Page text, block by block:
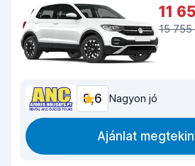
11
15
8,6 Nagyon jó
Ajánlat